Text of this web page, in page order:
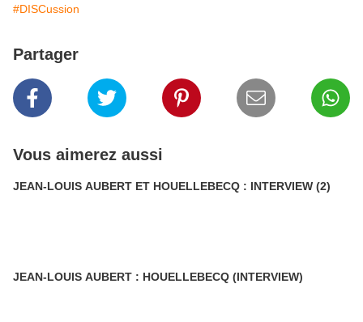
#DISCussion
Partager
Vous aimerez aussi
JEAN-LOUIS AUBERT ET HOUELLEBECQ : INTERVIEW (2)
JEAN-LOUIS AUBERT : HOUELLEBECQ (INTERVIEW)